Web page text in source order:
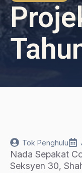
Tok Penghulu
Nada Sepakat
Seksyen 30,